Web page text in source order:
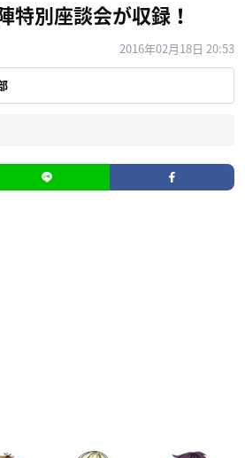
特別座談会が収録！
2016年02月18日 20:53